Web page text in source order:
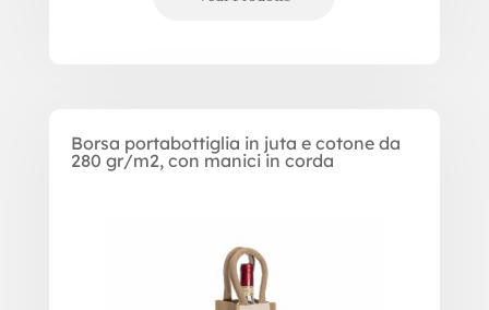
Borsa portabottiglia in juta e cotone da
280 gr/m2, con manici in corda